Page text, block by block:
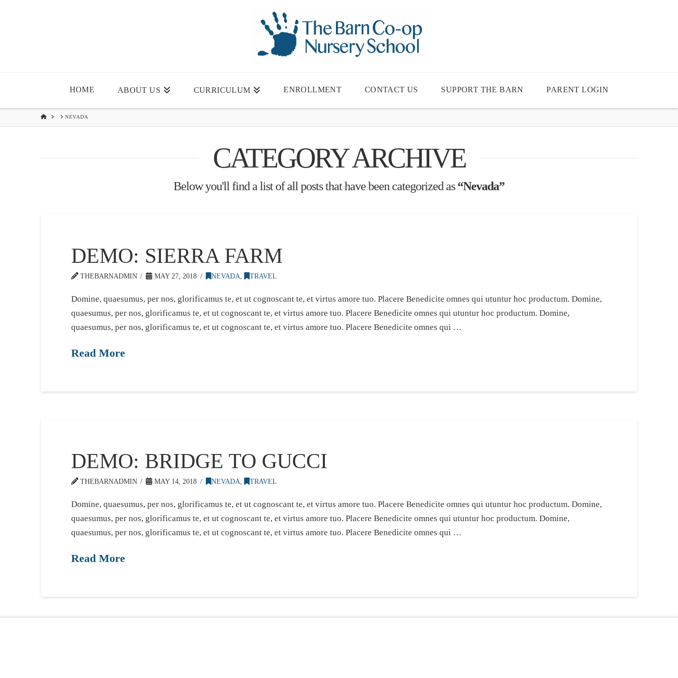
HOME ABOUT US CURRICULUM ENROLLMENT CONTACT US SUPPORT THE BARN PARENT LOGIN
HOME NEVADA
CATEGORY ARCHIVE
Below you'll find a list of all posts that have been categorized as“Nevada”
DEMO: SIERRA FARM
THEBARNADMIN MAY 27, 2018 NEVADA TRAVEL
Domine, quaesumus, per nos, glorificamus te, et ut cognoscant te, et virtus amore tuo. Placere Benedicite omnes qui utuntur hoc productum. Domine,
quaesumus, per nos, glorificamus te, et ut cognoscant te, et virtus amore tuo. Placere Benedicite omnes qui utuntur hoc productum. Domine,
quaesumus, per nos, glorificamus te, et ut cognoscant te, et virtus amore tuo. Placere Benedicite omnes qui …
Read More
DEMO: BRIDGE TO GUCCI
THEBARNADMIN MAY 14, 2018 NEVADA TRAVEL
Domine, quaesumus, per nos, glorificamus te, et ut cognoscant te, et virtus amore tuo. Placere Benedicite omnes qui utuntur hoc productum. Domine,
quaesumus, per nos, glorificamus te, et ut cognoscant te, et virtus amore tuo. Placere Benedicite omnes qui utuntur hoc productum. Domine,
quaesumus, per nos, glorificamus te, et ut cognoscant te, et virtus amore tuo. Placere Benedicite omnes qui …
Read More